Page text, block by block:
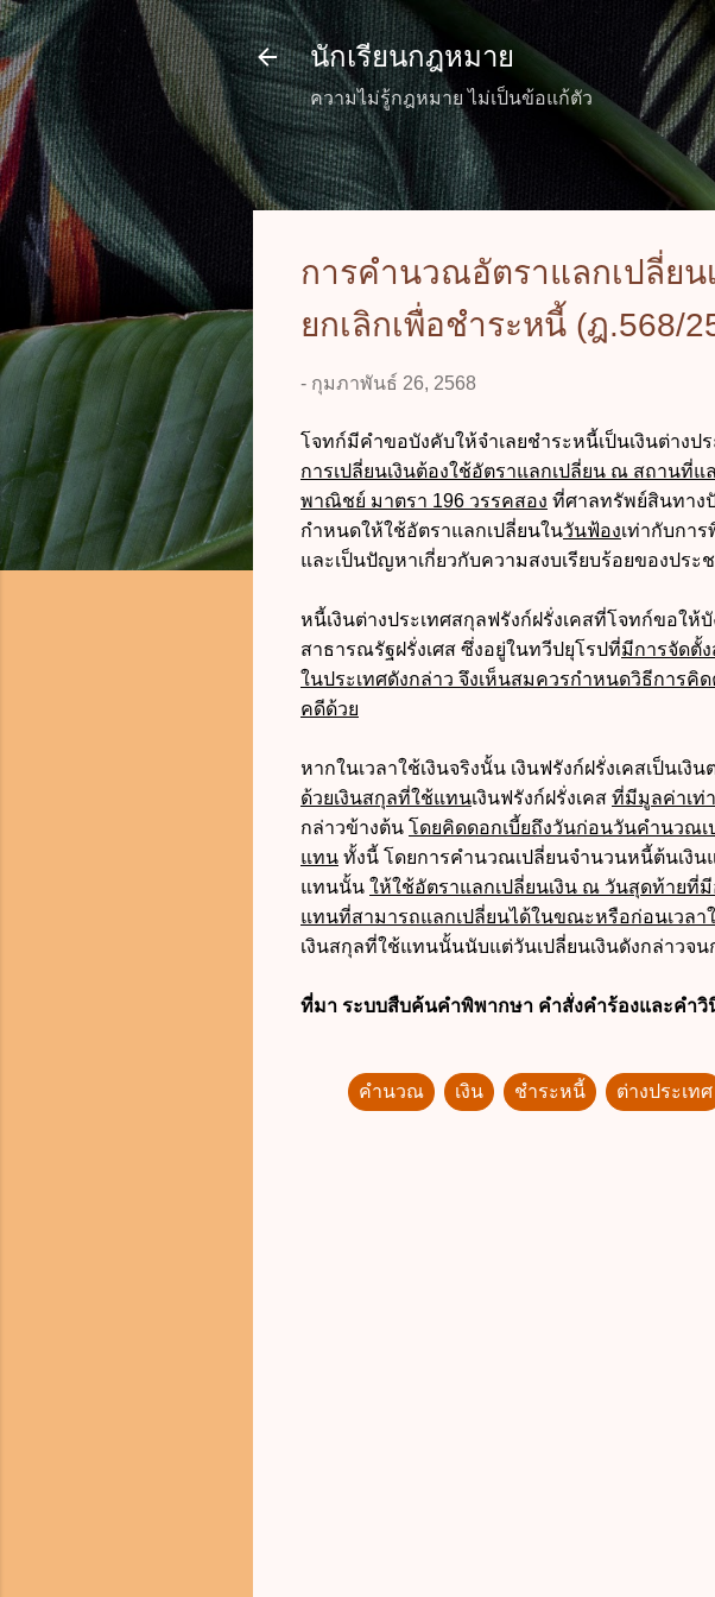
นักเรียนกฎหมาย
ความไม่รู้กฎหมาย ไม่เป็นข้อแก้ตัว
การคำนวณอัตราแลกเปลี่ยน
ยกเลิกเพื่อชำระหนี้ (ฎ.568/
- กุมภาพันธ์ 26, 2568
โจทก์มีคำขอบังคับให้จำเลยชำระหนี้เป็นเงินต่างป
การเปลี่ยนเงินต้องใช้อัตราแลกเปลี่ยน ณ สถานที่
พาณิชย์ มาตรา 196 วรรคสอง ที่ศาลทรัพย์สินทาง
กำหนดให้ใช้อัตราแลกเปลี่ยนในวันฟ้องเท่ากับกา
และเป็นปัญหาเกี่ยวกับความสงบเรียบร้อยของประ
หนี้เงินต่างประเทศสกุลฟรังก์ฝรั่งเคสที่โจทก์ขอให้
สาธารณรัฐฝรั่งเศส ซึ่งอยู่ในทวีปยุโรปที่มีการจัดตั้
ในประเทศดังกล่าว จึงเห็นสมควรกำหนดวิธีการ
คดีด้วย
หากในเวลาใช้เงินจริงนั้น เงินฟรังก์ฝรั่งเคสเป็นเ
ด้วยเงินสกุลที่ใช้แทนเงินฟรังก์ฝรั่งเคส ที่มีมูลค่าเท่
กล่าวข้างต้น โดยคิดดอกเบี้ยถึงวันก่อนวันคำนวณเ
แทน ทั้งนี้ โดยการคำนวณเปลี่ยนจำนวนหนี้ต้นเงินแ
แทนนั้น ให้ใช้อัตราแลกเปลี่ยนเงิน ณ วันสุดท้ายที่มี
แทนที่สามารถแลกเปลี่ยนได้ในขณะหรือก่อนเวลาใ
เงินสกุลที่ใช้แทนนั้นนับแต่วันเปลี่ยนเงินดังกล่าวจน
ที่มา ระบบสืบค้นคำพิพากษา คำสั่งคำร้องและคำวิ
คำนวณ เงิน ชำระหนี้ ต่างประเทศ